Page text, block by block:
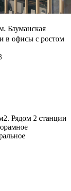
Бауманская
в офисы с ростом
Рядом 2 станции